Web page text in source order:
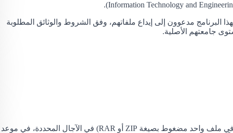
البرنامج مدعوون إلى إيداع ملفاتهم، وفق الشروط والوثائق المطلوبة
جامعتهم الأصلية.
يجب إيداع ملفات الترشح كاملة (في ملف واحد مضغوط بصيغة ZIP أو RAR) في الآجال المحددة، في موعد